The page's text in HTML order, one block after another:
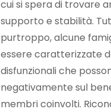
cui si spera di trovare
supporto e stabilità.
purtroppo, alcune
essere caratterizzate
disfunzionali che
negativamente sul
membri coinvolti.